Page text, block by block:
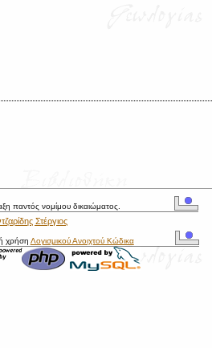
παντός νομίμου δικαιώματος.
Στέργιος
χρήση Λογισμικού Ανοιχτού Κώδικα